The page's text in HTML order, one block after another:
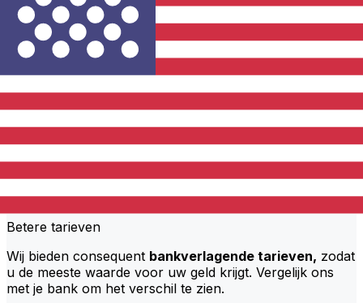
Mizuho Bank kosten van internationale geldtransfers
van JPY naar USD hangen af van factoren zoals het
overboekingsbedrag. Meestal gaan grotere transfers
gepaard met lagere kosten en betere wisselkoersen.
Bekijk de vergelijkingstabel om Mizuho Bank kosten met
Xe te vergelijken.
Waarom overboeken met Xe in
plaats van met traditionele banken?
Betere tarieven
Wij bieden consequent bankverlagende tarieven, zodat
u de meeste waarde voor uw geld krijgt. Vergelijk ons
met je bank om het verschil te zien.